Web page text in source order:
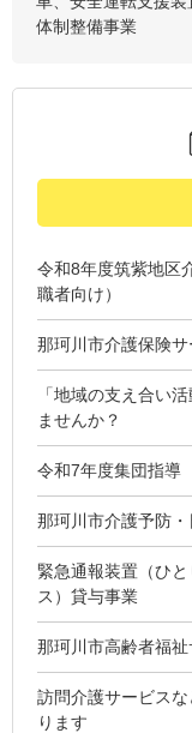
体制整備事業
令和8年度筑紫地区
職者向け）
那珂川市介護保険
「地域の支え合い
ませんか？
令和7年度集団指導
那珂川市介護予防
緊急通報装置（ひ
ス）貸与事業
那珂川市高齢者福
訪問介護サービス
ります